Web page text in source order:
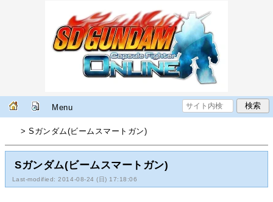
Menu
> Sガンダム(ビームスマートガン)
Sガンダム(ビームスマートガン)
Last-modified: 2014-08-24 (日) 17:18:06